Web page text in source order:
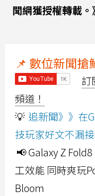
聞網獲授權轉載。
📌 數位新聞搶
訂
頻道！
💡 追新聞》》在
技玩家好文不漏接
📢 Galaxy Z
工效能 同時爽玩
Bloom